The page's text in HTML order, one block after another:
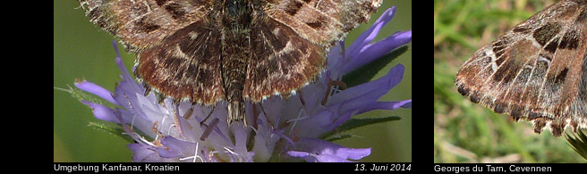
Umgebung Kanfanar, Kroatien 13. Juni 2014 Georges du Tarn, Cevennen